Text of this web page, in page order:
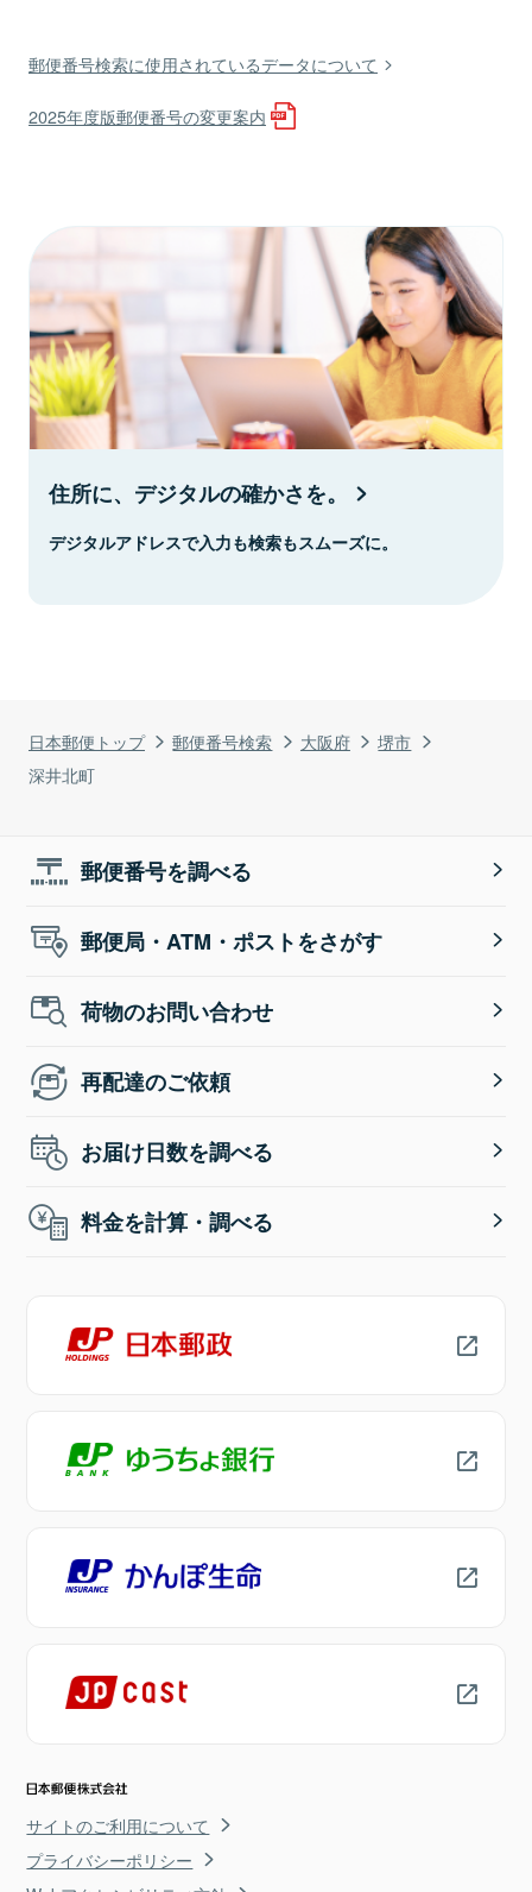
日本郵便トップ 郵便番号検索 大阪府
堺市
深井北町
郵便番号検索に使用されているデータについて
2025年度版郵便番号の変更案内
住所に、デジタルの確かさを。
デジタルアドレスで入力も検索もスムーズに。
郵便番号を調べる
郵便局・ATM・ポストをさがす
荷物のお問い合わせ
再配達のご依頼
お届け日数を調べる
料金を計算・調べる
サイトのご利用について
プライバシーポリシー